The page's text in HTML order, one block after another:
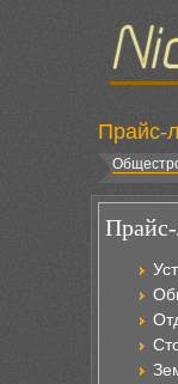
Прайс-
Прайс-